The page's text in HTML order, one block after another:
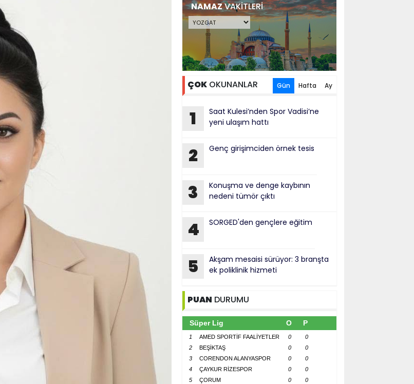
NAMAZVAKİTLERİ
ÇOKOKUNANLAR Gün Hafta Ay
1
Saat Kulesi’nden Spor Vadisi’ne
yeni ulaşım hattı
2 Genç girişimciden örnek tesis
3
Konuşma ve denge kaybının
nedeni tümör çıktı
4 SORGED'den gençlere eğitim
5
Akşam mesaisi sürüyor: 3 branşta
ek poliklinik hizmeti
PUAN DURUMU
Süper Lig O P
1 AMED SPORTİF FAALİYETLER 0
0
2
BEŞİKTAŞ 0
0
3
CORENDON ALANYASPOR 0
0
4
ÇAYKUR RİZESPOR 0
0
5
ÇORUM 0
0